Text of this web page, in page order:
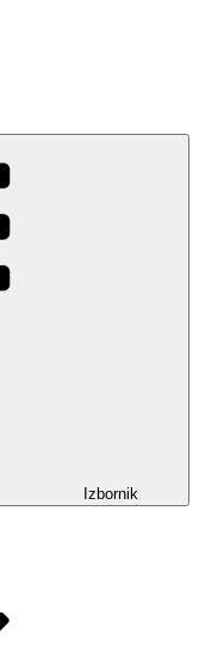
Izbornik